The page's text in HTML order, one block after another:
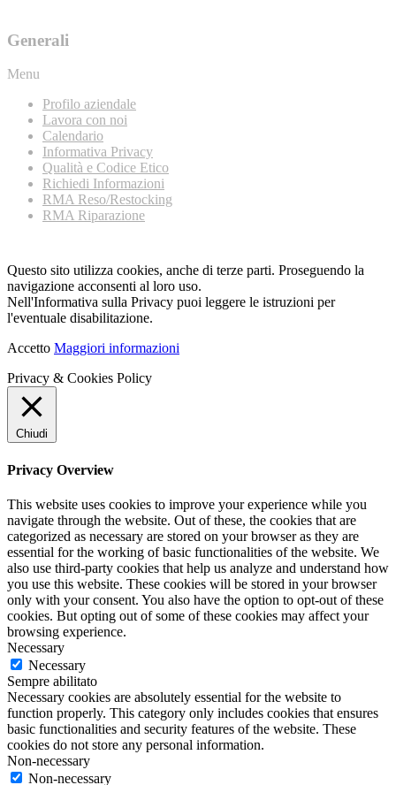
Generali
Menu
Profilo aziendale
Lavora con noi
Calendario
Informativa Privacy
Qualità e Codice Etico
Richiedi Informazioni
RMA Reso/Restocking
RMA Riparazione
Questo sito utilizza cookies, anche di terze parti. Proseguendo la
navigazione acconsenti al loro uso.
Nell'Informativa sulla Privacy puoi leggere le istruzioni per
l'eventuale disabilitazione.
Accetto Maggiori informazioni
Privacy & Cookies Policy
Chiudi
Privacy Overview
This website uses cookies to improve your experience while you
navigate through the website. Out of these, the cookies that are
categorized as necessary are stored on your browser as they are
essential for the working of basic functionalities of the website. We
also use third-party cookies that help us analyze and understand how
you use this website. These cookies will be stored in your browser
only with your consent. You also have the option to opt-out of these
cookies. But opting out of some of these cookies may affect your
browsing experience.
Necessary
Necessary
Sempre abilitato
Necessary cookies are absolutely essential for the website to
function properly. This category only includes cookies that ensures
basic functionalities and security features of the website. These
cookies do not store any personal information.
Non-necessary
Non-necessary